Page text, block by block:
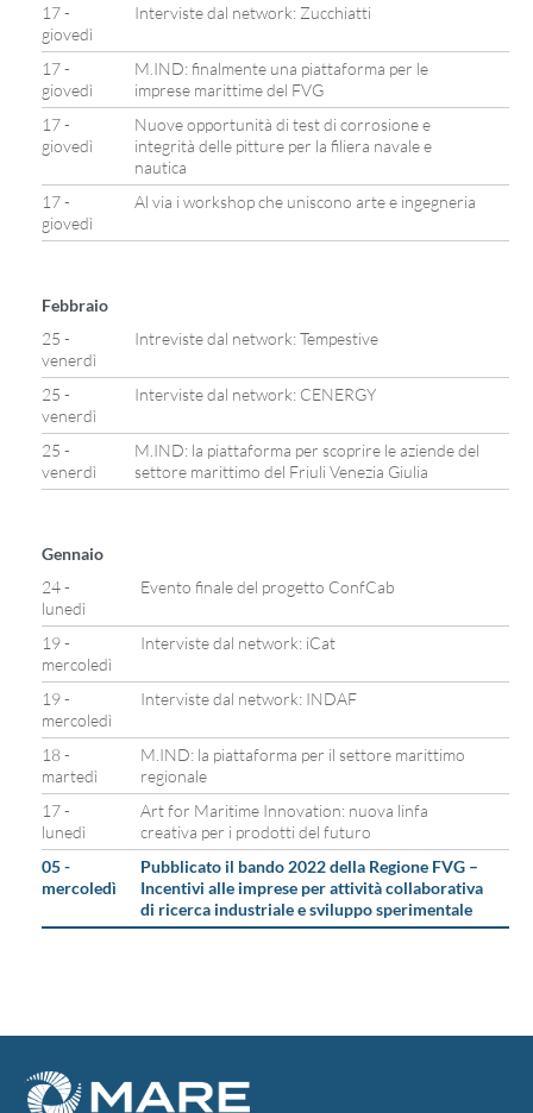
17 -
giovedì
Interviste dal network: Zucchiatti
17 -
giovedì
M.IND: finalmente una piattaforma per le
imprese marittime del FVG
17 -
giovedì
Nuove opportunità di test di corrosione e
integrità delle pitture per la filiera navale e
nautica
17 -
giovedì
Al via i workshop che uniscono arte e ingegneria
Febbraio
25 -
venerdì
Intreviste dal network: Tempestive
25 -
venerdì
Interviste dal network: CENERGY
25 -
venerdì
M.IND: la piattaforma per scoprire le aziende del
settore marittimo del Friuli Venezia Giulia
Gennaio
24 -
lunedì
Evento finale del progetto ConfCab
19 -
mercoledì
Interviste dal network: iCat
19 -
mercoledì
Interviste dal network: INDAF
18 -
martedì
M.IND: la piattaforma per il settore marittimo
regionale
17 -
lunedì
Art for Maritime Innovation: nuova linfa
creativa per i prodotti del futuro
05 -
mercoledì
Pubblicato il bando 2022 della Regione FVG –
Incentivi alle imprese per attività collaborativa
di ricerca industriale e sviluppo sperimentale